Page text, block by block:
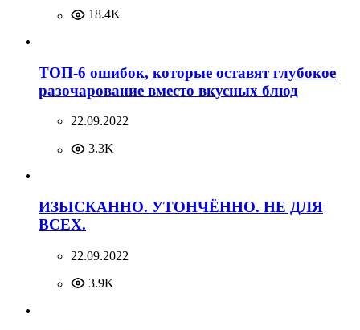
18.4K
ТОП-6 ошибок, которые оставят глубокое
разочарование вместо вкусных блюд
22.09.2022
3.3K
ИЗЫСКАННО. УТОНЧЁННО. НЕ ДЛЯ
ВСЕХ.
22.09.2022
3.9K